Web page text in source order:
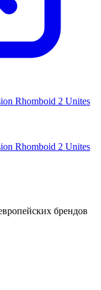
Rhomboid 2 Unites
Rhomboid 2 Unites
брендов